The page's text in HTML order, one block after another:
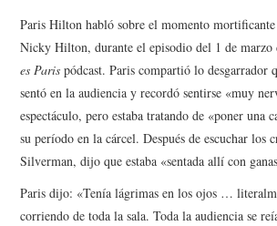
Paris Hilton habló sobre el momento mortificante
Nicky Hilton, durante el episodio del 1 de
es Paris pódcast. Paris compartió lo desgarrador
sentó en la audiencia y recordó sentirse «muy
espectáculo, pero estaba tratando de «poner una
su período en la cárcel. Después de escuchar los
Silverman, dijo que estaba «sentada allí con
Paris dijo: «Tenía lágrimas en los ojos …
corriendo de toda la sala. Toda la audiencia se